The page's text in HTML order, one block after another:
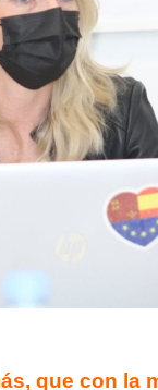
que con la